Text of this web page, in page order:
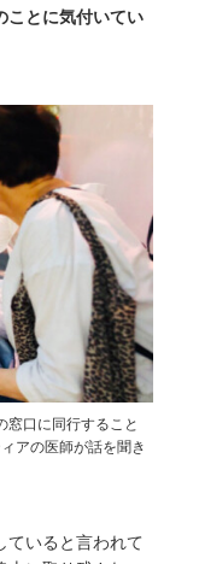
ことに気付いてい
窓口に同行すること
アの医師が話を聞き
ていると言われて